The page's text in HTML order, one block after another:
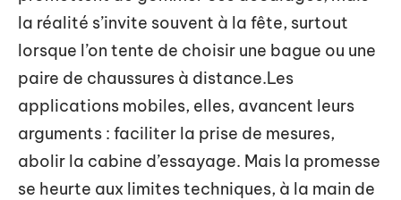
la réalité s’invite souvent à la fête, surtout
lorsque l’on tente de choisir une bague ou une
paire de chaussures à distance.Les
applications mobiles, elles, avancent leurs
arguments : faciliter la prise de mesures,
abolir la cabine d’essayage. Mais la promesse
se heurte aux limites techniques, à la main de